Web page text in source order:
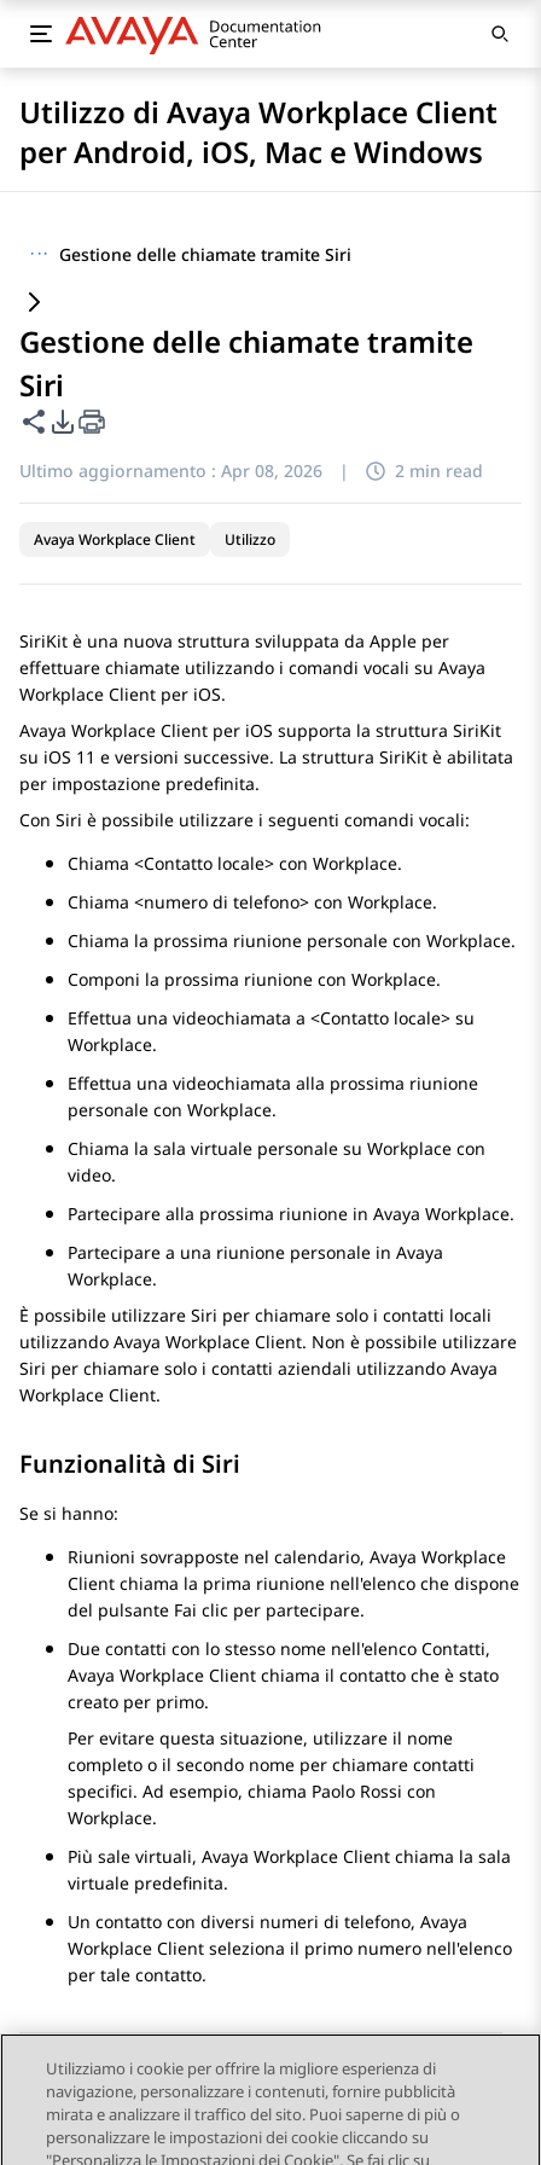
Utilizzo di Avaya Workplace Client
per Android, iOS, Mac e Windows
··· Gestione delle chiamate tramite Siri
Gestione delle chiamate tramite
Siri
Condividi questa pagina
Opzioni di esportazione PDF
Ultimo aggiornamento : Apr 08, 2026 | 2 min read
Avaya Workplace Client Utilizzo
SiriKit è una nuova struttura sviluppata da Apple per
effettuare chiamate utilizzando i comandi vocali su Avaya
Workplace Client per iOS.
Avaya Workplace Client per iOS supporta la struttura SiriKit
su iOS 11 e versioni successive. La struttura SiriKit è abilitata
per impostazione predefinita.
Con Siri è possibile utilizzare i seguenti comandi vocali:
Chiama <Contatto locale> con Workplace.
Chiama <numero di telefono> con Workplace.
Chiama la prossima riunione personale con Workplace.
Componi la prossima riunione con Workplace.
Effettua una videochiamata a <Contatto locale> su
Workplace.
Effettua una videochiamata alla prossima riunione
personale con Workplace.
Chiama la sala virtuale personale su Workplace con
video.
Partecipare alla prossima riunione in Avaya Workplace.
Partecipare a una riunione personale in Avaya
Workplace.
È possibile utilizzare Siri per chiamare solo i contatti locali
utilizzando Avaya Workplace Client. Non è possibile utilizzare
Siri per chiamare solo i contatti aziendali utilizzando Avaya
Workplace Client.
Funzionalità di Siri
Se si hanno:
Riunioni sovrapposte nel calendario, Avaya Workplace
Client chiama la prima riunione nell'elenco che dispone
del pulsante Fai clic per partecipare.
Due contatti con lo stesso nome nell'elenco Contatti,
Avaya Workplace Client chiama il contatto che è stato
creato per primo.
Per evitare questa situazione, utilizzare il nome
completo o il secondo nome per chiamare contatti
specifici. Ad esempio, chiama Paolo Rossi con
Workplace.
Più sale virtuali, Avaya Workplace Client chiama la sala
virtuale predefinita.
Un contatto con diversi numeri di telefono, Avaya
Workplace Client seleziona il primo numero nell'elenco
per tale contatto.
Send Feedback
Utilizziamo i cookie per offrire la migliore esperienza di
navigazione, personalizzare i contenuti, fornire pubblicità
mirata e analizzare il traffico del sito. Puoi saperne di più o
personalizzare le impostazioni dei cookie cliccando su
"Personalizza le Impostazioni dei Cookie". Se fai clic su